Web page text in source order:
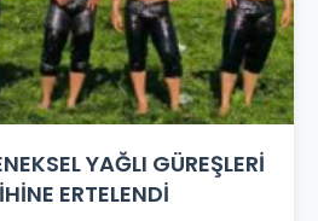
YAĞLI GÜREŞLERİ
ERTELENDİ